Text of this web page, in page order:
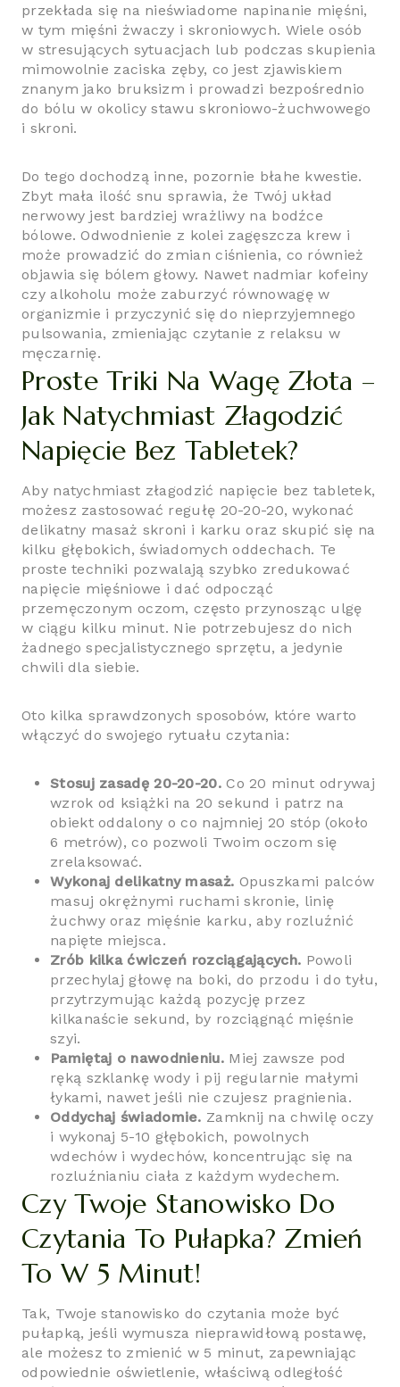
przekłada się na nieświadome napinanie mięśni,
w tym mięśni żwaczy i skroniowych. Wiele osób
w stresujących sytuacjach lub podczas skupienia
mimowolnie zaciska zęby, co jest zjawiskiem
znanym jako bruksizm i prowadzi bezpośrednio
do bólu w okolicy stawu skroniowo-żuchwowego
i skroni.
Do tego dochodzą inne, pozornie błahe kwestie.
Zbyt mała ilość snu sprawia, że Twój układ
nerwowy jest bardziej wrażliwy na bodźce
bólowe. Odwodnienie z kolei zagęszcza krew i
może prowadzić do zmian ciśnienia, co również
objawia się bólem głowy. Nawet nadmiar kofeiny
czy alkoholu może zaburzyć równowagę w
organizmie i przyczynić się do nieprzyjemnego
pulsowania, zmieniając czytanie z relaksu w
męczarnię.
Proste Triki Na Wagę Złota –
Jak Natychmiast Złagodzić
Napięcie Bez Tabletek?
Aby natychmiast złagodzić napięcie bez tabletek,
możesz zastosować regułę 20-20-20, wykonać
delikatny masaż skroni i karku oraz skupić się na
kilku głębokich, świadomych oddechach. Te
proste techniki pozwalają szybko zredukować
napięcie mięśniowe i dać odpocząć
przemęczonym oczom, często przynosząc ulgę
w ciągu kilku minut. Nie potrzebujesz do nich
żadnego specjalistycznego sprzętu, a jedynie
chwili dla siebie.
Oto kilka sprawdzonych sposobów, które warto
włączyć do swojego rytuału czytania:
Stosuj zasadę 20-20-20.Co 20 minut odrywaj
wzrok od książki na 20 sekund i patrz na
obiekt oddalony o co najmniej 20 stóp (około
6 metrów), co pozwoli Twoim oczom się
zrelaksować.
Wykonaj delikatny masaż. Opuszkami palców
masuj okrężnymi ruchami skronie, linię
żuchwy oraz mięśnie karku, aby rozluźnić
napięte miejsca.
Zrób kilka ćwiczeń rozciągających. Powoli
przechylaj głowę na boki, do przodu i do tyłu,
przytrzymując każdą pozycję przez
kilkanaście sekund, by rozciągnąć mięśnie
szyi.
Pamiętaj o nawodnieniu.Miej zawsze pod
ręką szklankę wody i pij regularnie małymi
łykami, nawet jeśli nie czujesz pragnienia.
Oddychaj świadomie. Zamknij na chwilę oczy
i wykonaj 5-10 głębokich, powolnych
wdechów i wydechów, koncentrując się na
rozluźnianiu ciała z każdym wydechem.
Czy Twoje Stanowisko Do
Czytania To Pułapka? Zmień
To W 5 Minut!
Tak, Twoje stanowisko do czytania może być
pułapką, jeśli wymusza nieprawidłową postawę,
ale możesz to zmienić w 5 minut, zapewniając
odpowiednie oświetlenie, właściwą odległość